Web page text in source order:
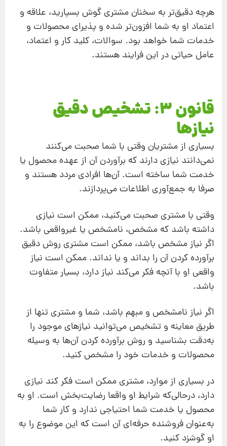
هر‌چه دقیق‌تر به سخنان مشتری گوش بسپارید، علاقه و
اعتماد او به شما افزون‌تر شده و پذیرای محصولات و
خدمات شما خواهد بود. سوالات، کلید کار و اعتماد،
عامل حیاتی در این فرایند هستند.
قانون 3: تشخیص دقیق
نیازها
بسیاری از مشتریان وقتی با شما صحبت می‌کنند
نمی‌دانند نیازی دارند که برآوردن آن از عهده محصول یا
خدمت شما ساخته است. آن‌ها افرادی مردد هستند و
صرفا به جمع‌آوری اطلاعات می‌پردازند.
وقتی با مشتری صحبت می‌کنید، ممکن است نیازی
داشته باشد که مشخص، نا‌مشخص یا غیرواقعی باشد.
اگر نیاز مشخص باشد، ممکن است مشتری روش دقیق
برآورده کردن آن ‌را بداند و یا نداند. ممکن است نیاز
واقعی او با آنچه فکر می‌کند نیاز دارد، بسیار متفاوت
باشد.
اگر نیاز نامشخص و مبهم باشد، شما و مشتری تنها از
طریق معاینه و تشخیص می‌توانید نیازهای موجود را
به‌دقت بشناسید و روش برآورده کردن آن‌ها به ‌وسیله
محصولات و خدمات خود را مشخص کنید.
در بسیاری از موارد، مشتری ممکن است فکر کند نیازی
دارد، در‌حالی‌که شرایط او واقعا رضایت‌بخش است. او به
محصول یا خدمت شما احتیاجی ندارد و کار شما
به‌عنوان فروشنده حرفه‌ای آن است که این موضوع را به
او گوشزد کنید.